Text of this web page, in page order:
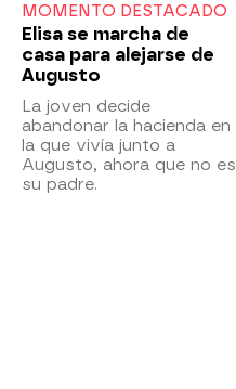
MOMENTO DESTACADO
Elisa se marcha de
casa para alejarse de
Augusto
La joven decide
abandonar la hacienda en
la que vivía junto a
Augusto, ahora que no es
su padre.